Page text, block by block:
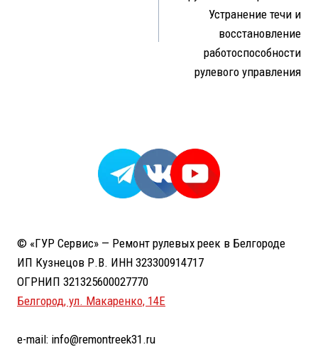
Устранение течи и
восстановление
работоспособности
рулевого управления
© «ГУР Сервис» — Ремонт рулевых реек в Белгороде
ИП Кузнецов Р.В. ИНН 323300914717
ОГРНИП 321325600027770
Белгород, ул. Макаренко, 14Е
e-mail: info@remontreek31.ru